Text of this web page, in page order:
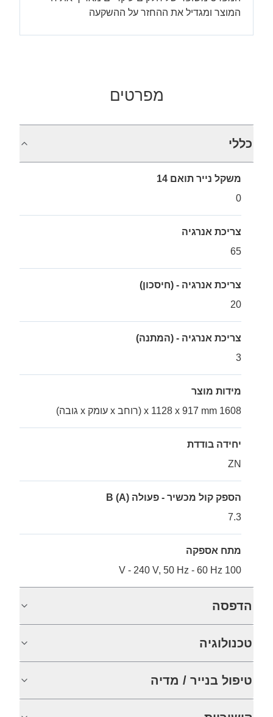
המוצר ומגדיל את ההחזר על ההשקעה
מפרטים
כללי
משקל נייר תואם 14
0
צריכת אנרגיה
65
צריכת אנרגיה - (חיסכון)
20
צריכת אנרגיה - (המתנה)
3
מידות מוצר
1608 x 1128 x 917 mm (רוחב x עומק x גובה)
יחידה בודדת
ZN
הספק קול מכשיר - פעולה B (A)
7.3
מתח אספקה
100 V - 240 V, 50 Hz - 60 Hz
הדפסה
טכנולוגיה
טיפול בנייר / מדיה